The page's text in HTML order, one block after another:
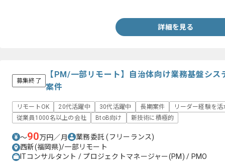
詳細を見る
募集終了
【PM/一部リモート】自治体向け業務基盤シス
案件
リモートOK 20代活躍中 30代活躍中 長期案件
リーダー経験を活
従業員1000名以上の会社
BtoB向け 新技術に積極的
〜90万円／月 業務委託(フリーランス)
西新(福岡県)/一部リモート
ITコンサルタント / プロジェクトマネージャー(PM) / PMO